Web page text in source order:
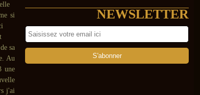
si
sa
Au
une
j'ai
NEWSLETTER